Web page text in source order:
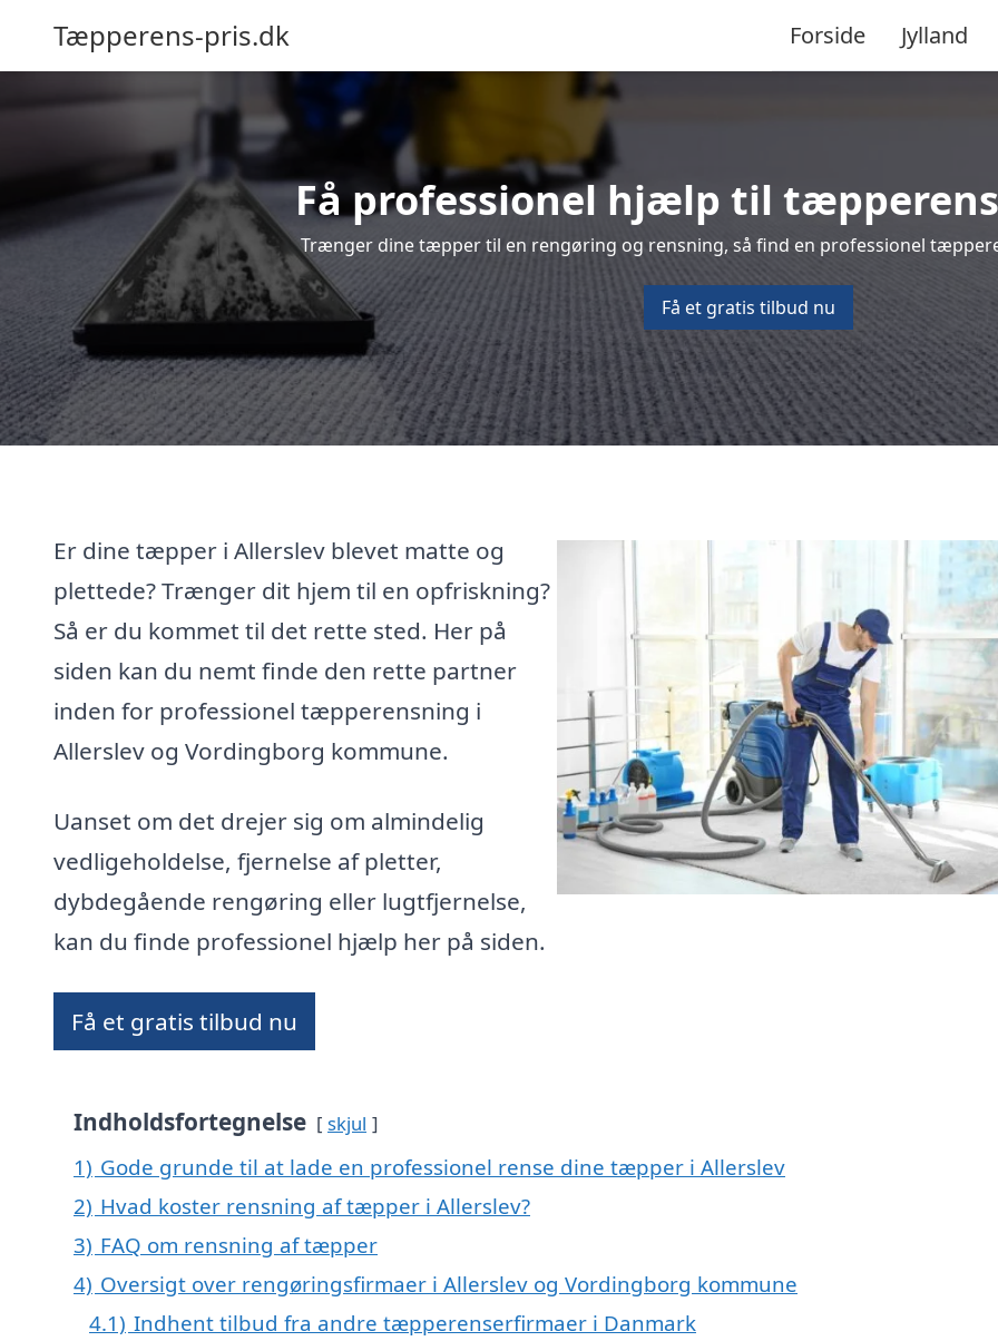
Tæpperens-pris.dk Forside Jylland
Få professionel hjælp til
Trænger dine tæpper til en rengøring og rensning, så find en professionel
Få et gratis tilbud nu
Er dine tæpper i Allerslev blevet matte og
plettede? Trænger dit hjem til en opfriskning?
Så er du kommet til det rette sted. Her på
siden kan du nemt finde den rette partner
inden for professionel tæpperensning i
Allerslev og Vordingborg kommune.
Uanset om det drejer sig om almindelig
vedligeholdelse, fjernelse af pletter,
dybdegående rengøring eller lugtfjernelse,
kan du finde professionel hjælp her på siden.
Få et gratis tilbud nu
Indholdsfortegnelse skjul
1) Gode grunde til at lade en professionel rense dine tæpper i Allerslev
2) Hvad koster rensning af tæpper i Allerslev?
3) FAQ om rensning af tæpper
4) Oversigt over rengøringsfirmaer i Allerslev og Vordingborg kommune
4.1) Indhent tilbud fra andre tæpperenserfirmaer i Danmark